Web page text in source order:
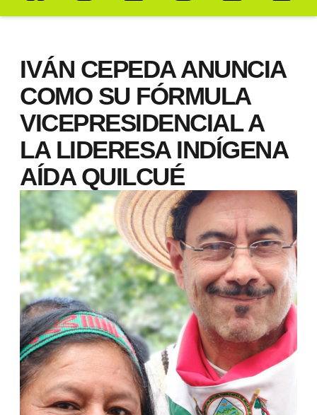
IVÁN CEPEDA ANUNCIA
COMO SU FÓRMULA
VICEPRESIDENCIAL A
LA LIDERESA INDÍGENA
AÍDA QUILCUÉ